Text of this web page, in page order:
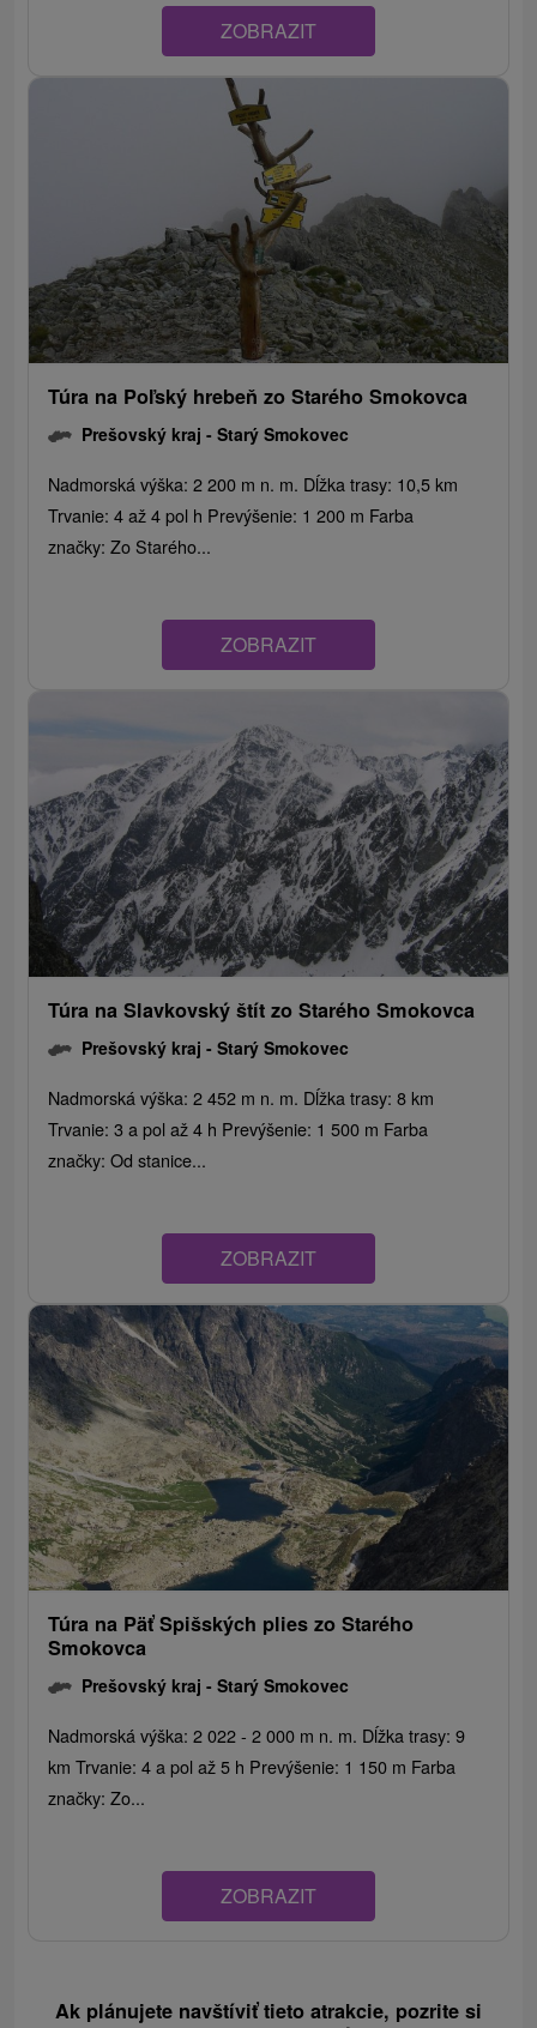
ZOBRAZIT
Túra na Poľský hrebeň zo Starého Smokovca
Prešovský kraj -Starý Smokovec
Nadmorská výška: 2 200 m n. m. Dĺžka trasy: 10,5 km
Trvanie: 4 až 4 pol h Prevýšenie: 1 200 m Farba
značky: Zo Starého...
ZOBRAZIT
Túra na Slavkovský štít zo Starého Smokovca
Prešovský kraj -Starý Smokovec
Nadmorská výška: 2 452 m n. m. Dĺžka trasy: 8 km
Trvanie: 3 a pol až 4 h Prevýšenie: 1 500 m Farba
značky: Od stanice...
ZOBRAZIT
Túra na Päť Spišských plies zo Starého
Smokovca
Prešovský kraj -Starý Smokovec
Nadmorská výška: 2 022 - 2 000 m n. m. Dĺžka trasy: 9
km Trvanie: 4 a pol až 5 h Prevýšenie: 1 150 m Farba
značky: Zo...
ZOBRAZIT
Ak plánujete navštíviť tieto atrakcie, pozrite si